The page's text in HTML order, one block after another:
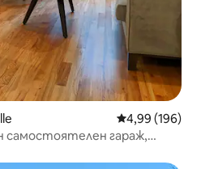
Средна
4,99 (196)
самостоятелен гараж,